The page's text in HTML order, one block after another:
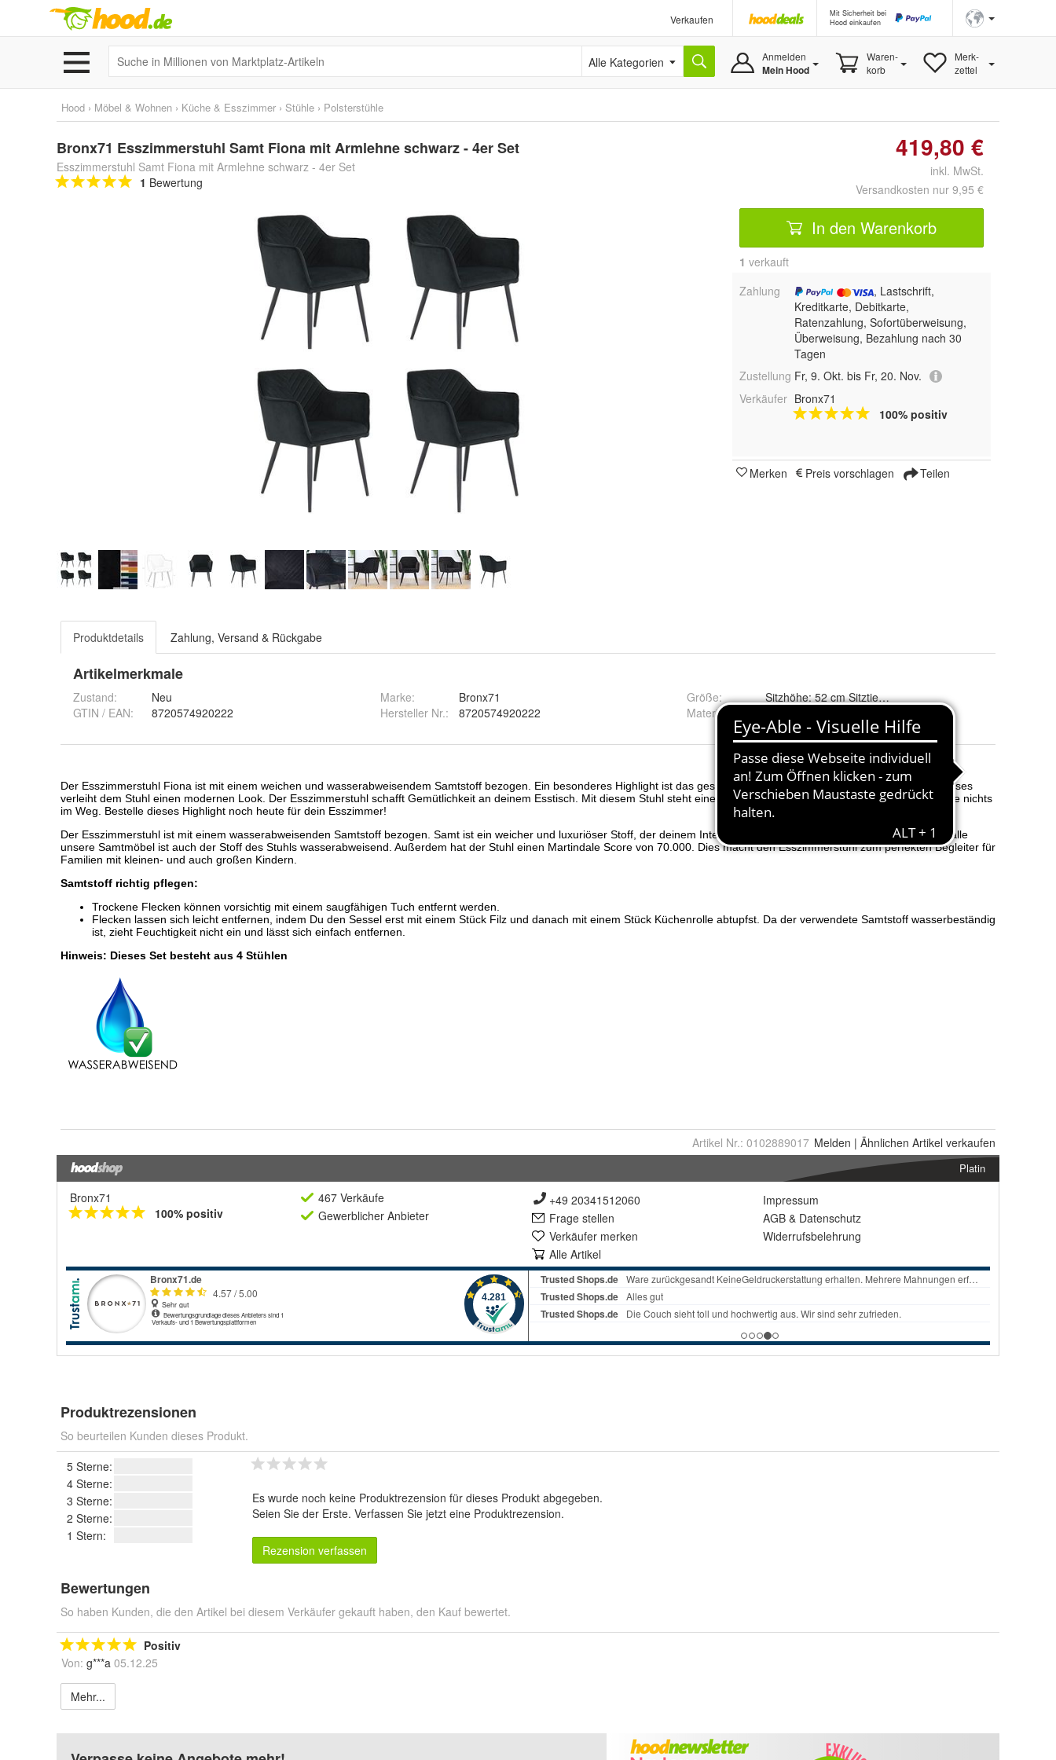
Verkaufen
Mit Sicherheit bei
Hood einkaufen
Alle Kategorien Anmelden
Mein Hood
Waren-
korb
Merk-
zettel
Hood › Möbel & Wohnen › Küche & Esszimmer › Stühle › Polsterstühle
Bronx71 Esszimmerstuhl Samt Fiona mit Armlehne schwarz - 4er Set
Esszimmerstuhl Samt Fiona mit Armlehne schwarz - 4er Set
1 Bewertung
419,80 €
inkl. MwSt.
Versandkosten nur 9,95 €
In den Warenkorb
1 verkauft
Zahlung
, Lastschrift,
Kreditkarte, Debitkarte,
Ratenzahlung, Sofortüberweisung,
Überweisung, Bezahlung nach 30
Tagen
Zustellung Fr, 9. Okt. bis Fr, 20. Nov.
Verkäufer Bronx71
100% positiv
Merken Preis vorschlagen Teilen
Produktdetails Zahlung, Versand & Rückgabe
Artikelmerkmale
Zustand:
Neu
GTIN / EAN:
8720574920222
Marke:
Bronx71
Hersteller Nr.:
8720574920222
Größe:
Sitzhöhe: 52 cm Sitztiefe: 45 cm Sitzbreite: 45 cm Höhe:
Material
Artikel Nr.: 0102889017 Melden | Ähnlichen Artikel verkaufen
Platin
Bronx71
100% positiv
467 Verkäufe
Gewerblicher Anbieter
+49 20341512060
Frage stellen
Verkäufer merken
Alle Artikel
Impressum
AGB & Datenschutz
Widerrufsbelehrung
Produktrezensionen
So beurteilen Kunden dieses Produkt.
5 Sterne:
4 Sterne:
3 Sterne:
2 Sterne:
1 Stern:
Es wurde noch keine Produktrezension für dieses Produkt abgegeben.
Seien Sie der Erste. Verfassen Sie jetzt eine Produktrezension.
Rezension verfassen
Bewertungen
So haben Kunden, die den Artikel bei diesem Verkäufer gekauft haben, den Kauf bewertet.
Positiv
Von: g***a 05.12.25
Mehr...